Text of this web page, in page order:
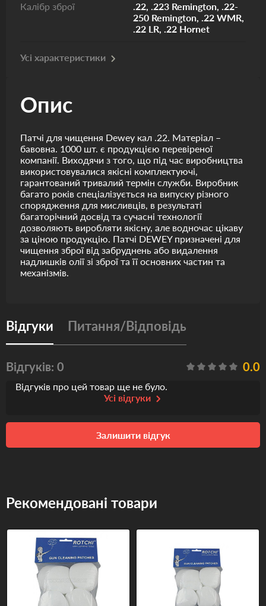
Калібр зброї
.22, .223 Remington, .22-
250 Remington, .22 WMR,
.22 LR, .22 Hornet
Усі характеристики
Опис
Патчі для чищення Dewey кал .22. Матеріал –
бавовна. 1000 шт. є продукцією перевіреної
компанії. Виходячи з того, що під час виробництва
використовувалися якісні комплектуючі,
гарантований тривалий термін служби. Виробник
багато років спеціалізується на випуску різного
спорядження для мисливців, в результаті
багаторічний досвід та сучасні технології
дозволяють виробляти якісну, але водночас цікаву
за ціною продукцію. Патчі DEWEY призначені для
чищення зброї від забруднень або видалення
надлишків олії зі зброї та її основних частин та
механізмів.
Відгуки Питання/Відповідь
Відгуків: 0 0.0
Відгуків про цей товар ще не було.
Усі відгуки
Залишити відгук
Рекомендовані товари